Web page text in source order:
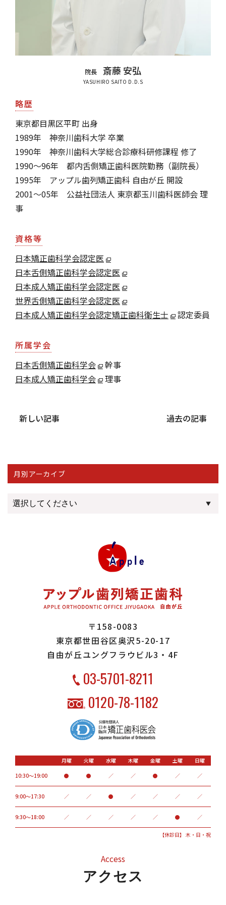
院長 斎藤 安弘
YASUHIRO SAITO D.D.S
略歴
東京都目黒区平町 出身
1989年 神奈川歯科大学 卒業
1990年 神奈川歯科大学総合診療科研修課程 修了
1990～96年 都内舌側矯正歯科医院勤務（副院長）
1995年 アップル歯列矯正歯科 自由が丘 開設
2001～05年 公益社団法人 東京都玉川歯科医師会 理
事
資格等
日本矯正歯科学会認定医
日本舌側矯正歯科学会認定医
日本成人矯正歯科学会認定医
世界舌側矯正歯科学会認定医
日本成人矯正歯科学会認定矯正歯科衛生士
認定委員
所属学会
日本舌側矯正歯科学会
幹事
日本成人矯正歯科学会
理事
新しい記事 過去の記事
月別アーカイブ
〒158-0083
東京都世田谷区奥沢5-20-17
自由が丘ユングフラウビル3・4F
03-5701-8211
0120-78-1182
月曜 火曜 水曜 木曜 金曜 土曜
日曜
10:30～19:00
● ● ／ ／ ● ／ ／
9:00〜17:30 ／ ／ ● ／ ／ ／ ／
9:30～18:00 ／ ／ ／ ／ ／ ● ／
【休診日】 木・日・祝
アクセス
Access